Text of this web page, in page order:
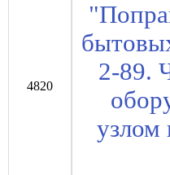
4820
2-89.
узлом